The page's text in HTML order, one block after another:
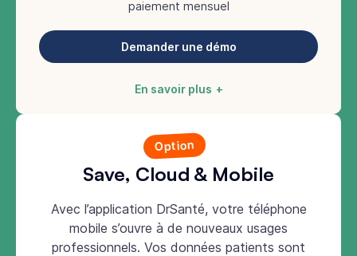
paiement mensuel
Demander une démo
En savoir plus
Option
Save, Cloud & Mobile
Avec l’application DrSanté, votre téléphone
mobile s’ouvre à de nouveaux usages
professionnels. Vos données patients sont